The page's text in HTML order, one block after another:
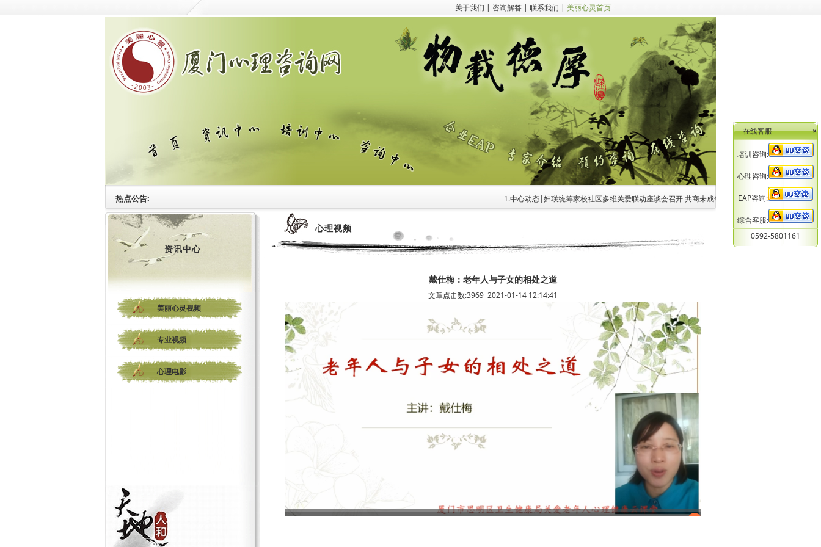
关于我们 | 咨询解答 | 联系我们 | 美丽心灵首页
热点公告: 1.中心动态|妇联统筹家校社区多维关爱联动座谈会召开 共商未成年人心理健康家校社医协同新路径
资讯中心
美丽心灵视频
专业视频
心理电影
心理视频
戴仕梅：老年人与子女的相处之道
文章点击数:3969 2021-01-14 12:14:41
在线客服 ×
培训咨询:
心理咨询:
EAP咨询:
综合客服:
0592-5801161